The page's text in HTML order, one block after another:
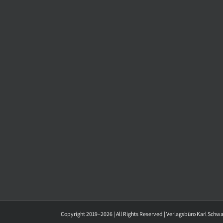
Copyright 2019–2026 | All Rights Reserved | Verlagsbüro Karl